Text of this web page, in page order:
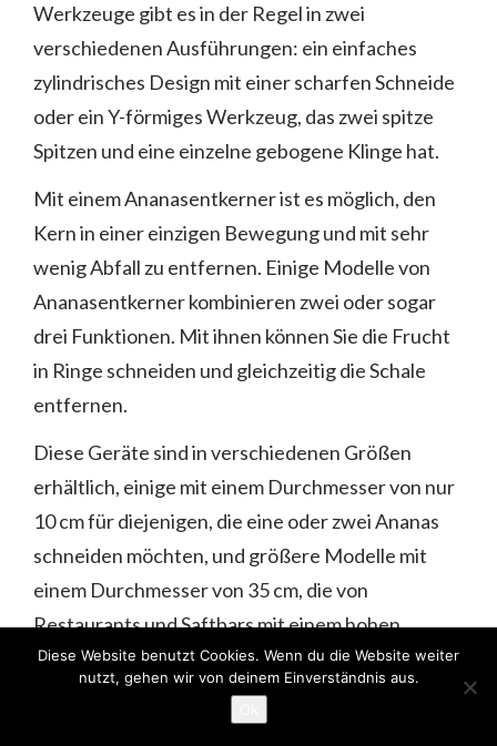
Werkzeuge gibt es in der Regel in zwei
verschiedenen Ausführungen: ein einfaches
zylindrisches Design mit einer scharfen Schneide
oder ein Y-förmiges Werkzeug, das zwei spitze
Spitzen und eine einzelne gebogene Klinge hat.
Mit einem Ananasentkerner ist es möglich, den
Kern in einer einzigen Bewegung und mit sehr
wenig Abfall zu entfernen. Einige Modelle von
Ananasentkerner kombinieren zwei oder sogar
drei Funktionen. Mit ihnen können Sie die Frucht
in Ringe schneiden und gleichzeitig die Schale
entfernen.
Diese Geräte sind in verschiedenen Größen
erhältlich, einige mit einem Durchmesser von nur
10 cm für diejenigen, die eine oder zwei Ananas
schneiden möchten, und größere Modelle mit
einem Durchmesser von 35 cm, die von
Restaurants und Saftbars mit einem hohen
täglichen Ananasverbrauch verwendet werden
können. Kleinere Modelle sind in der Regel
preiswerter, können aber aufgrund ihres
Diese Website benutzt Cookies. Wenn du die Website weiter
nutzt, gehen wir von deinem Einverständnis aus.